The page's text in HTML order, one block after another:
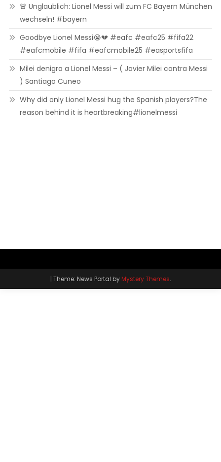
🚨 Unglaublich: Lionel Messi will zum FC Bayern München
wechseln! #bayern
Goodbye Lionel Messi😭💔 #eafc #eafc25 #fifa22
#eafcmobile #fifa #eafcmobile25 #easportsfifa
Milei denigra a Lionel Messi – ( Javier Milei contra Messi
) Santiago Cuneo
Why did only Lionel Messi hug the Spanish players?The
reason behind it is heartbreaking#lionelmessi
| Theme: News Portal byMystery Themes.